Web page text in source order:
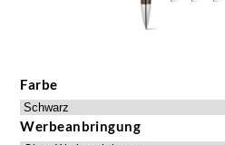
Farbe
Werbeanbringung